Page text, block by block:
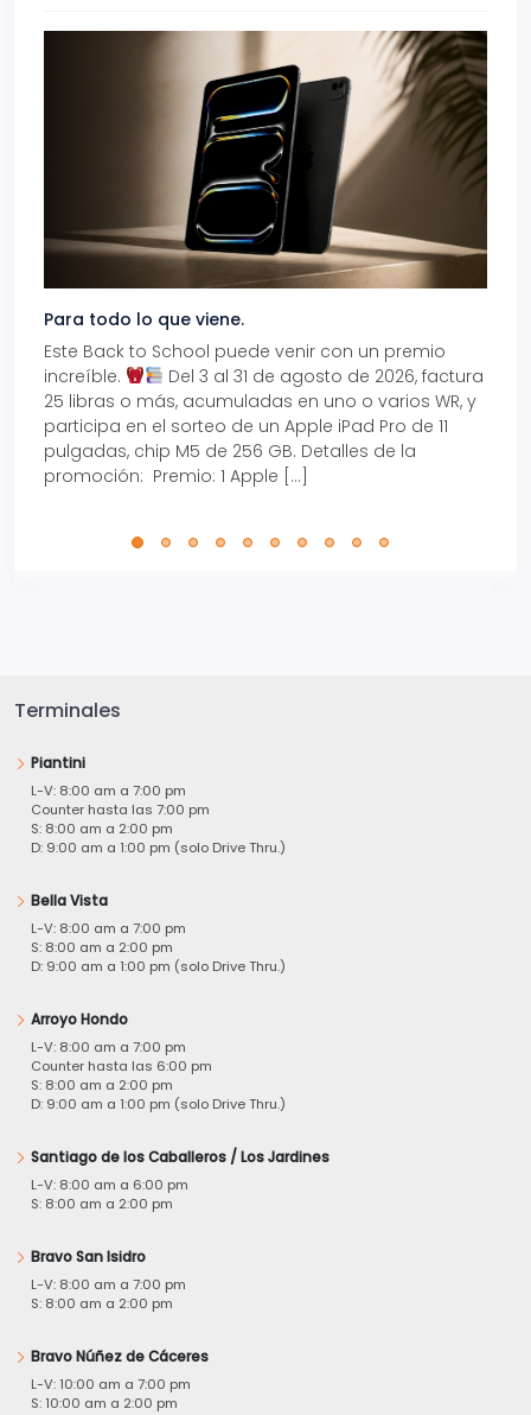
Para todo lo que viene.
Este Back to School puede venir con un premio
increíble.
Del 3 al 31 de agosto de 2026, factura
25 libras o más, acumuladas en uno o varios WR, y
participa en el sorteo de un Apple iPad Pro de 11
pulgadas, chip M5 de 256 GB. Detalles de la
promoción: Premio: 1 Apple […]
Terminales
Piantini
L-V: 8:00 am a 7:00 pm
Counter hasta las 7:00 pm
S: 8:00 am a 2:00 pm
D: 9:00 am a 1:00 pm (solo Drive Thru.)
Bella Vista
L-V: 8:00 am a 7:00 pm
S: 8:00 am a 2:00 pm
D: 9:00 am a 1:00 pm (solo Drive Thru.)
Arroyo Hondo
L-V: 8:00 am a 7:00 pm
Counter hasta las 6:00 pm
S: 8:00 am a 2:00 pm
D: 9:00 am a 1:00 pm (solo Drive Thru.)
Santiago de los Caballeros / Los Jardines
L-V: 8:00 am a 6:00 pm
S: 8:00 am a 2:00 pm
Bravo San Isidro
L-V: 8:00 am a 7:00 pm
S: 8:00 am a 2:00 pm
Bravo Núñez de Cáceres
L-V: 10:00 am a 7:00 pm
S: 10:00 am a 2:00 pm